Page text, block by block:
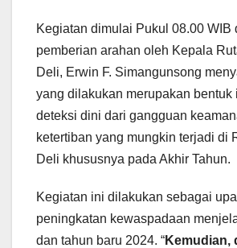
Kegiatan dimulai Pukul 08.00 WIB
pemberian arahan oleh Kepala
Deli, Erwin F. Simangunsong
yang dilakukan merupakan bentuk
deteksi dini dari gangguan
ketertiban yang mungkin terjadi di
Deli khususnya pada Akhir Tahun.
Kegiatan ini dilakukan sebagai
peningkatan kewaspadaan
dan tahun baru 2024. “Kemudian,